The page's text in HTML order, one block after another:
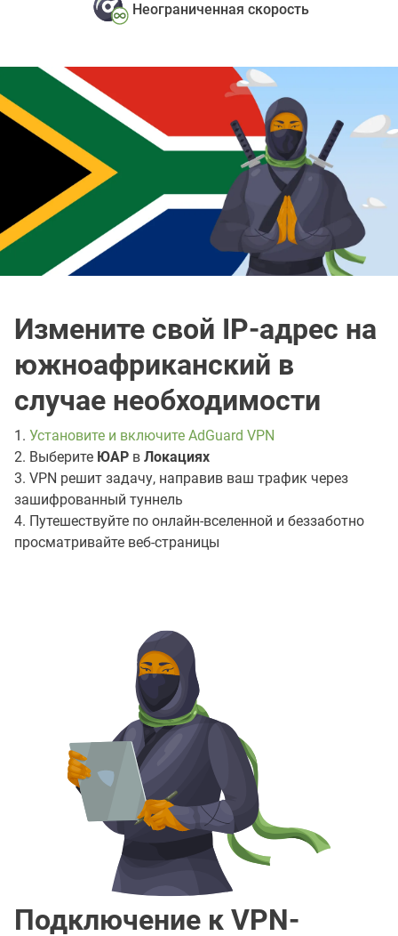
Неограниченная скорость
Измените свой IP-адрес на
южноафриканский в
случае необходимости
1. Установите и включите AdGuard VPN
2. Выберите ЮАР в Локациях
3. VPN решит задачу, направив ваш трафик через
зашифрованный туннель
4. Путешествуйте по онлайн-вселенной и беззаботно
просматривайте веб-страницы
Подключение к VPN-